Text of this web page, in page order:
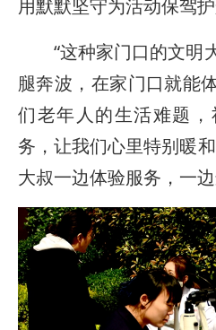
用默默坚守为活动保驾护
“这种家门口的文明
腿奔波，在家门口就能
们老年人的生活难题
务，让我们心里特别暖
大叔一边体验服务，一边